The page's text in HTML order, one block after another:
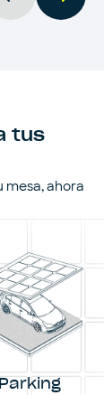
tus
mesa, ahora
Parking